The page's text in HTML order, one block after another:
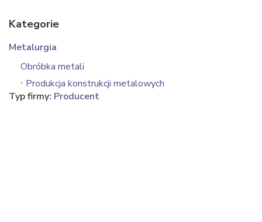
Kategorie
Metalurgia
Obróbka metali
Produkcja konstrukcji metalowych
Typ firmy: Producent